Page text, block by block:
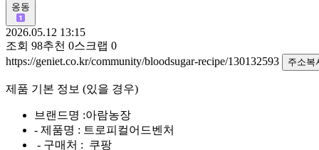
옹동
2026.05.12 13:15
조회 98추천 0스크랩 0
https://geniet.co.kr/community/bloodsugar-recipe/130132593
주소복
제품 기본 정보 (있을 경우)
브랜드명 :아람농장
- 제품명 : 트로피컬어드벤처
- 구매처 : 쿠팡